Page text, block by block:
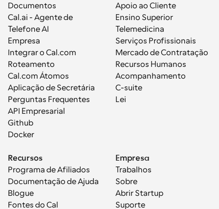
Documentos
Cal.ai - Agente de
Telefone AI
Empresa
Integrar o Cal.com
Roteamento
Cal.com Átomos
Aplicação de Secretária
Perguntas Frequentes
API Empresarial
Github
Docker
Apoio ao Cliente
Ensino Superior
Telemedicina
Serviços Profissionais
Mercado de Contratação
Recursos Humanos
Acompanhamento
C-suite
Lei
Recursos
Programa de Afiliados
Documentação de Ajuda
Blogue
Fontes do Cal
Empresa
Trabalhos
Sobre
Abrir Startup
Suporte